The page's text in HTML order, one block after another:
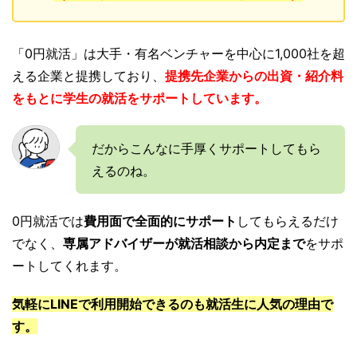
「0円就活」は大手・有名ベンチャーを中心に1,000社を超
える企業と提携しており、 提携先企業からの出資・紹介料
をもとに学生の就活をサポートしています。
だからこんなに手厚くサポートしてもら
えるのね。
0円就活では費用面で全面的にサポート してもらえるだけ
でなく、 専属アドバイザーが就活相談から内定までをサポ
ートしてくれます。
気軽にLINEで利用開始できるのも就活生に人気の理由で
す。